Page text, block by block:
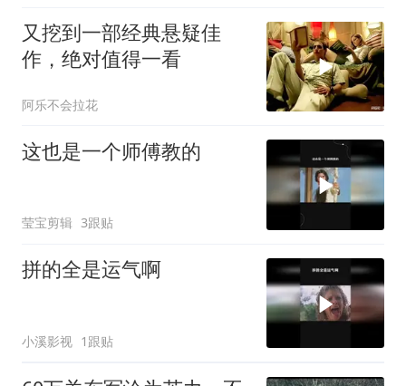
又挖到一部经典悬疑佳
作，绝对值得一看
阿乐不会拉花
这也是一个师傅教的
莹宝剪辑 3跟贴
拼的全是运气啊
小溪影视 1跟贴